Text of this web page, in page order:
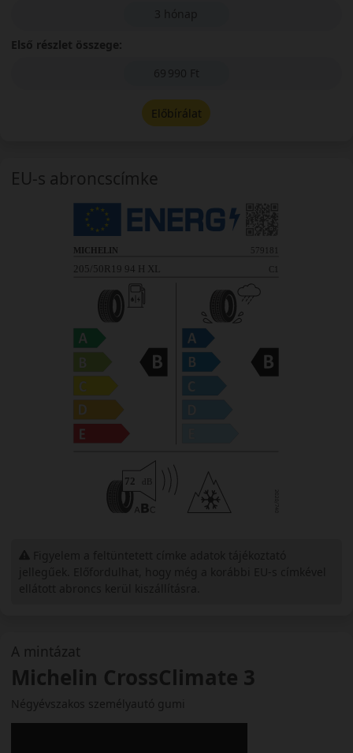
A mintázat
Michelin CrossClimate 3
Négyévszakos személyautó gumi
3 hónap
Első részlet összege:
69 990 Ft
Előbírálat
EU-s abroncscímke